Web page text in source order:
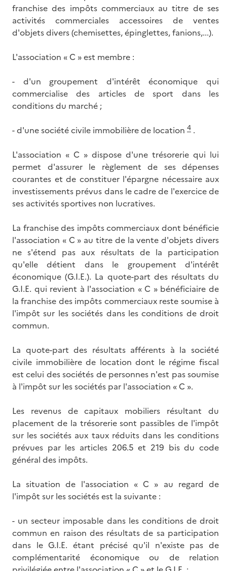
franchise des impôts commerciaux au titre de ses
activités commerciales accessoires de ventes
d'objets divers (chemisettes, épinglettes, fanions,...).
L'association « C » est membre :
- d'un groupement d'intérêt économique qui
commercialise des articles de sport dans les
conditions du marché ;
- d'une société civile immobilière de location 4 .
L'association « C » dispose d'une trésorerie qui lui
permet d'assurer le règlement de ses dépenses
courantes et de constituer l'épargne nécessaire aux
investissements prévus dans le cadre de l'exercice de
ses activités sportives non lucratives.
La franchise des impôts commerciaux dont bénéficie
l'association « C » au titre de la vente d'objets divers
ne s'étend pas aux résultats de la participation
qu'elle détient dans le groupement d'intérêt
économique (G.I.E.). La quote-part des résultats du
G.I.E. qui revient à l'association « C » bénéficiaire de
la franchise des impôts commerciaux reste soumise à
l'impôt sur les sociétés dans les conditions de droit
commun.
La quote-part des résultats afférents à la société
civile immobilière de location dont le régime fiscal
est celui des sociétés de personnes n'est pas soumise
à l'impôt sur les sociétés par l'association « C ».
Les revenus de capitaux mobiliers résultant du
placement de la trésorerie sont passibles de l'impôt
sur les sociétés aux taux réduits dans les conditions
prévues par les articles 206.5 et 219 bis du code
général des impôts.
La situation de l'association « C » au regard de
l'impôt sur les sociétés est la suivante :
- un secteur imposable dans les conditions de droit
commun en raison des résultats de sa participation
dans le G.I.E. étant précisé qu'il n'existe pas de
complémentarité économique ou de relation